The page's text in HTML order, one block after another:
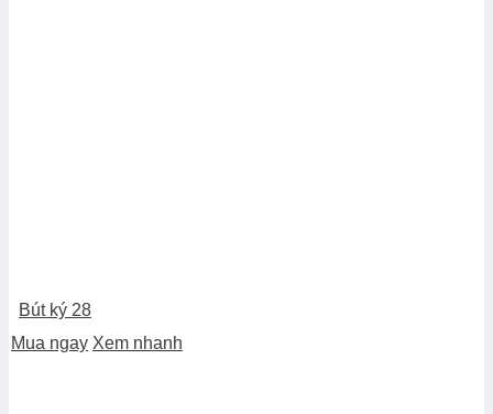
Bút ký 28
Mua ngay Xem nhanh